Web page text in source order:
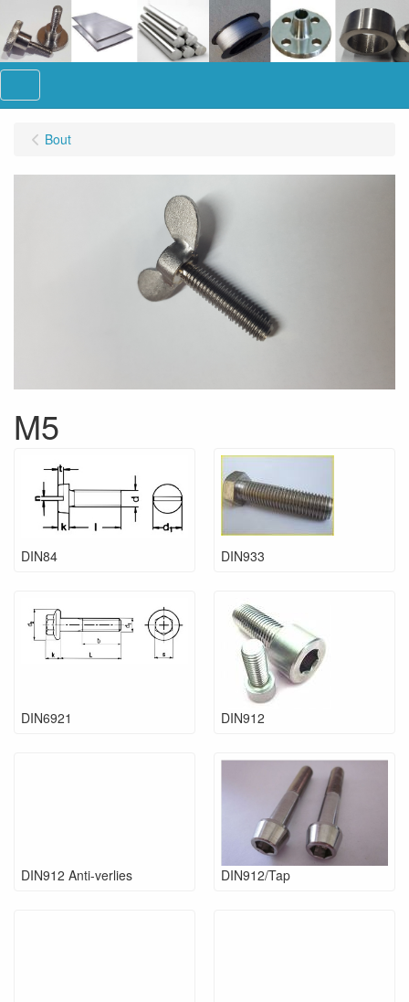
Bout
M5
DIN84 DIN933
DIN6921 DIN912
DIN912 Anti-verlies DIN912/Tap